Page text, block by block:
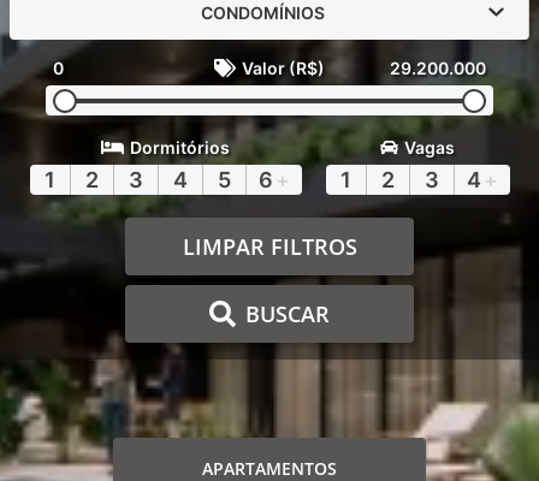
CONDOMÍNIOS
0 Valor (R$) 29.200.000
Dormitórios
1 2 3 4 5 6 +
Vagas
1 2 3 4 +
LIMPAR FILTROS
BUSCAR
APARTAMENTOS